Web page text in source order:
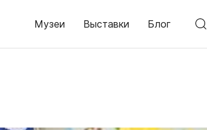
Музеи Выставки Блог